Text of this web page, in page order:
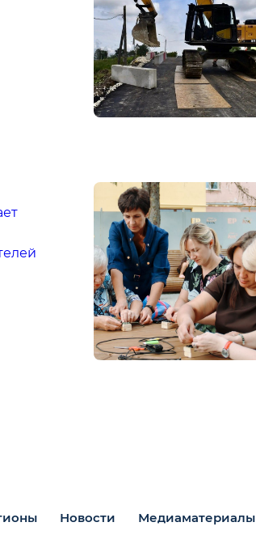
Новости Медиаматериалы